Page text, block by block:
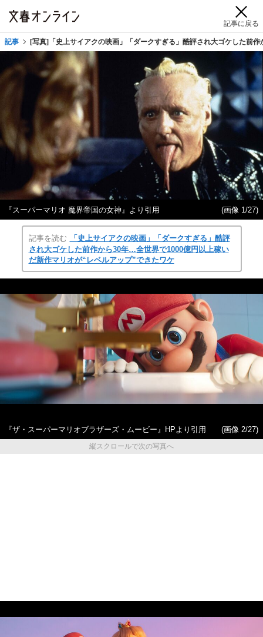
記事に戻る
記事 [写真]「史上サイアクの映画」「ダークすぎる」酷評され大ゴケした前
『スーパーマリオ 魔界帝国の女神』より引用 (画像 1/27)
記事を読む
「史上サイアクの映画」「ダークすぎる」酷評
され大ゴケした前作から30年…全世界で1000億円以上稼い
だ新作マリオが“レベルアップ”できたワケ
『ザ・スーパーマリオブラザーズ・ムービー』HPより引用
(画像 2/27)
縦スクロールで次の写真へ